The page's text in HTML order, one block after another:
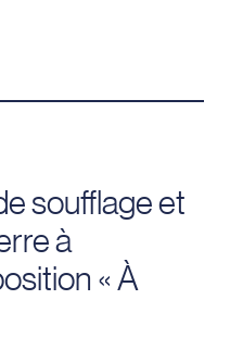
soufflage et
à
« À